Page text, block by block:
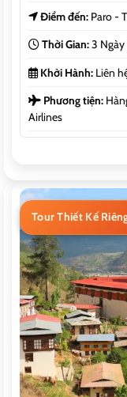
Điểm đến:Paro -
Thời Gian:3 Ngày
Khởi Hành:Liên
Phương tiện:
Airlines
Tour Thiết Kế